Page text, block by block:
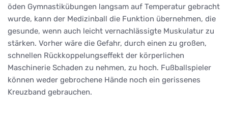
öden Gymnastikübungen langsam auf Temperatur gebracht
wurde, kann der Medizinball die Funktion übernehmen, die
gesunde, wenn auch leicht vernachlässigte Muskulatur zu
stärken. Vorher wäre die Gefahr, durch einen zu großen,
schnellen Rückkoppelungseffekt der körperlichen
Maschinerie Schaden zu nehmen, zu hoch. Fußballspieler
können weder gebrochene Hände noch ein gerissenes
Kreuzband gebrauchen.